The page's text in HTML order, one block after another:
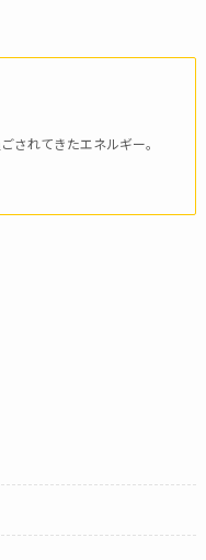
されてきたエネルギー。